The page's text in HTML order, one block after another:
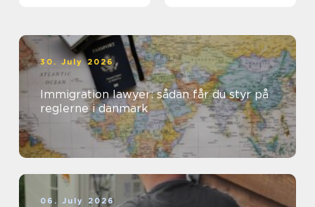
30. July 2026
Immigration lawyer: sådan får du styr på
reglerne i danmark
06. July 2026